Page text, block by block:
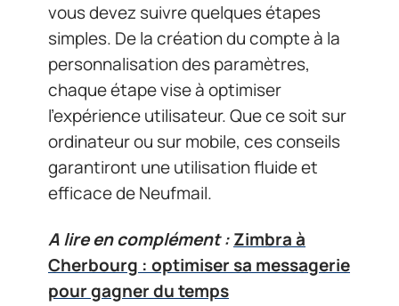
vous devez suivre quelques étapes
simples. De la création du compte à la
personnalisation des paramètres,
chaque étape vise à optimiser
l’expérience utilisateur. Que ce soit sur
ordinateur ou sur mobile, ces conseils
garantiront une utilisation fluide et
efficace de Neufmail.
A lire en complément :Zimbra à
Cherbourg : optimiser sa messagerie
pour gagner du temps